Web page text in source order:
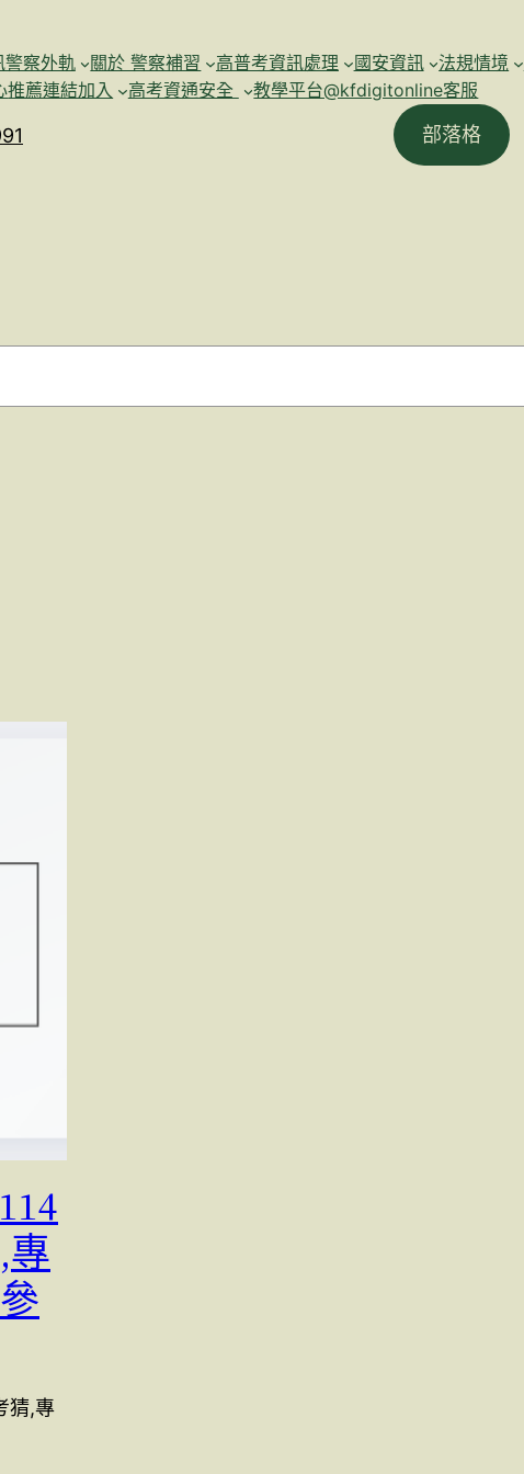
警察外軌 關於 警察補習 高普考資訊處理 國安資訊 法規情境
推薦連結加入 高考資通安全 教學平台@kfdigitonline客服
部落格
猜,專